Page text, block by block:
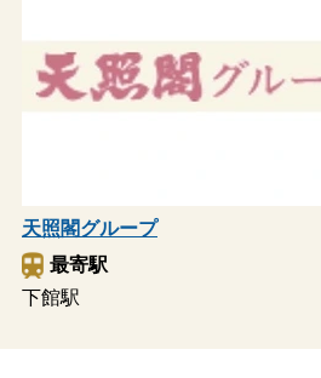
天照閣グループ
最寄駅
下館駅